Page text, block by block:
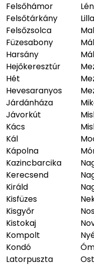
Felsőhámor
Felsőtárkány
Felsőzsolca
Füzesabony
Harsány
Hejőkeresztúr
Hét
Hevesaranyos
Járdánháza
Jávorkút
Kács
Kál
Kápolna
Kazincbarcika
Kerecsend
Királd
Kisfüzes
Kisgyőr
Kistokaj
Kompolt
Kondó
Latorpuszta